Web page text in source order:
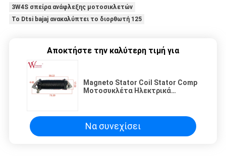
3W4S σπείρα ανάφλεξης μοτοσικλετών
Το Dtsi bajaj ανακαλύπτει το διορθωτή 125
Αποκτήστε την καλύτερη τιμή για
Magneto Stator Coil Stator Comp
Μοτοσυκλέτα Ηλεκτρικά
Να συνεχίσει